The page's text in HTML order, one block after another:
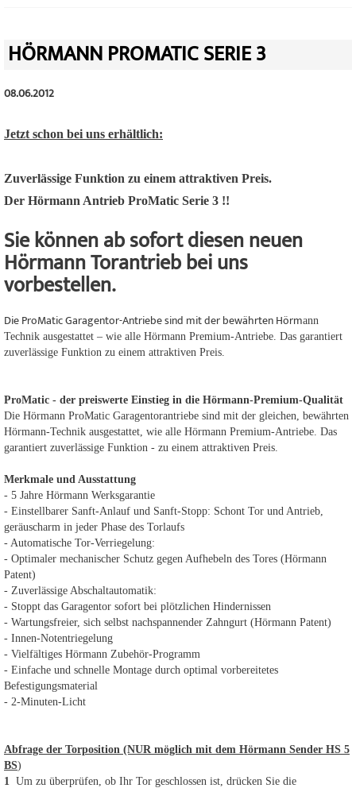
HÖRMANN PROMATIC SERIE 3
08.06.2012
Jetzt schon bei uns erhältlich:
Zuverlässige Funktion zu einem attraktiven Preis.
Der Hörmann Antrieb ProMatic Serie 3 !!
Sie können ab sofort diesen neuen
Hörmann Torantrieb bei uns
vorbestellen.
Die ProMatic Garagentor-Antriebe sind mit der bewährten Hörmann
Technik ausgestattet – wie alle Hörmann Premium-Antriebe. Das garantiert
zuverlässige Funktion zu einem attraktiven Preis.
ProMatic - der preiswerte Einstieg in die Hörmann-Premium-Qualität
Die Hörmann ProMatic Garagentorantriebe sind mit der gleichen, bewährten
Hörmann-Technik ausgestattet, wie alle Hörmann Premium-Antriebe. Das
garantiert zuverlässige Funktion - zu einem attraktiven Preis.
Merkmale und Ausstattung
- 5 Jahre Hörmann Werksgarantie
- Einstellbarer Sanft-Anlauf und Sanft-Stopp: Schont Tor und Antrieb,
geräuscharm in jeder Phase des Torlaufs
- Automatische Tor-Verriegelung:
- Optimaler mechanischer Schutz gegen Aufhebeln des Tores (Hörmann
Patent)
- Zuverlässige Abschaltautomatik:
- Stoppt das Garagentor sofort bei plötzlichen Hindernissen
- Wartungsfreier, sich selbst nachspannender Zahngurt (Hörmann Patent)
- Innen-Notentriegelung
- Vielfältiges Hörmann Zubehör-Programm
- Einfache und schnelle Montage durch optimal vorbereitetes
Befestigungsmaterial
- 2-Minuten-Licht
Abfrage der Torposition (NUR möglich mit dem Hörmann Sender HS 5
BS)
1 Um zu überprüfen, ob Ihr Tor geschlossen ist, drücken Sie die